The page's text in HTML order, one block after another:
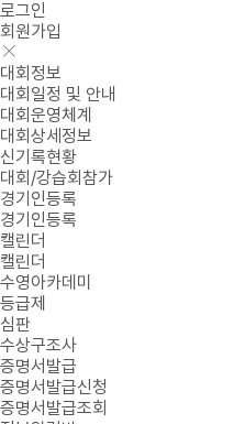
로그인
회원가입
대회정보
대회일정 및 안내
대회운영체계
대회상세정보
신기록현황
대회/강습회참가
경기인등록
경기인등록
캘린더
캘린더
수영아카데미
등급제
심판
수상구조사
증명서발급
증명서발급신청
증명서발급조회